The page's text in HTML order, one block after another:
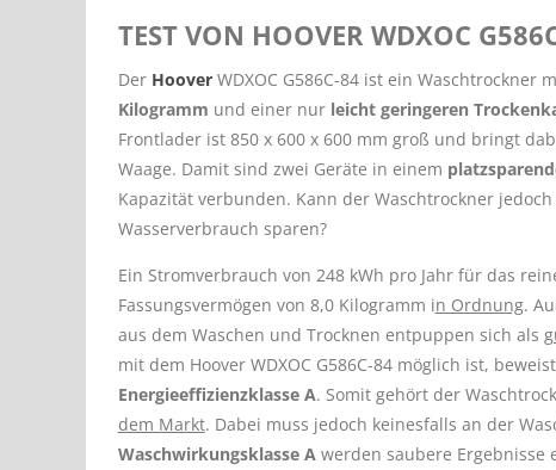
TEST VON HOOVER WDXOC
Der HooverWDXOC G586C-84 ist ein Waschtrockner
Kilogramm und einer nur leicht geringeren
Frontlader ist 850 x 600 x 600 mm groß und bringt
Waage. Damit sind zwei Geräte in einem
Kapazität verbunden. Kann der Waschtrockner
Wasserverbrauch sparen?
Ein Stromverbrauch von 248 kWh pro Jahr für das
Fassungsvermögen von 8,0 Kilogramm in Ordnung.
aus dem Waschen und Trocknen entpuppen sich als
mit dem Hoover WDXOC G586C-84 möglich ist,
Energieeffizienzklasse A. Somit gehört der
dem Markt. Dabei muss jedoch keinesfalls an der
Waschwirkungsklasse Awerden saubere Ergebnisse